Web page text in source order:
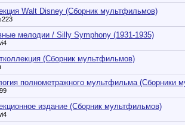
Walt Disney (Сборник мультфильмов)
мелодии / Silly Symphony (1931-1935)
(Сборник мультфильмов)
полнометражного мультфильма (Сборники
издание (Сборник мультфильмов)